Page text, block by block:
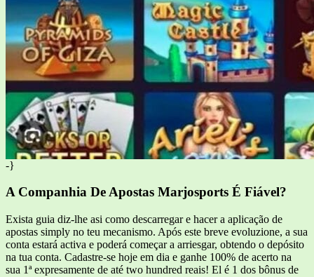
-}
A Companhia De Apostas Marjosports É Fiável?
Exista guia diz-lhe asi como descarregar e hacer a aplicação de
apostas simply no teu mecanismo. Após este breve evoluzione, a sua
conta estará activa e poderá começar a arriesgar, obtendo o depósito
na tua conta. Cadastre-se hoje em dia e ganhe 100% de acerto na
sua 1ª expresamente de até two hundred reais! El é 1 dos bônus de